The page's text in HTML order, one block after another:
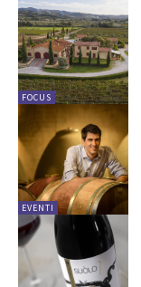
FOCUS
EVENTI